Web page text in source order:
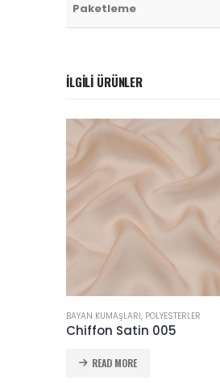
Paketleme
İLGILI ÜRÜNLER
BAYAN KUMAŞLARI, POLYESTERLER
Chiffon Satin 005
READ MORE